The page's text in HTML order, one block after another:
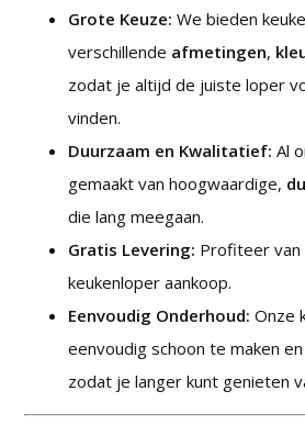
Grote Keuze: We bieden
verschillende afmetingen,
zodat je altijd de juiste loper
vinden.
Duurzaam en Kwalitatief: Al
gemaakt van hoogwaardige,
die lang meegaan.
Gratis Levering: Profiteer
keukenloper aankoop.
Eenvoudig Onderhoud: Onze
eenvoudig schoon te maken
zodat je langer kunt genieten